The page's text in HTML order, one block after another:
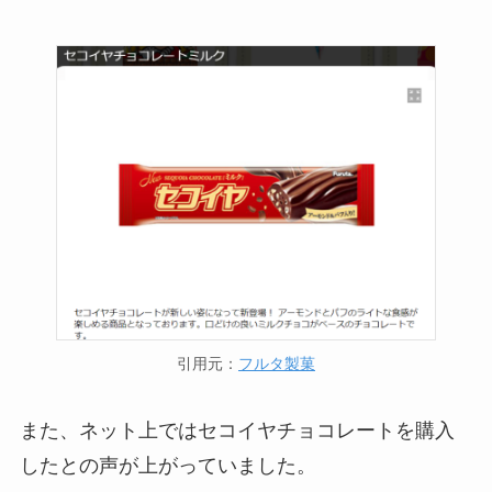
引用元： フルタ製菓
また、ネット上ではセコイヤチョコレートを購入
したとの声が上がっていました。